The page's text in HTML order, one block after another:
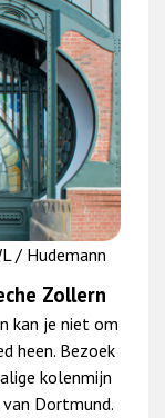
/ Hudemann
Zollern
kan je niet om
heen. Bezoek
kolenmijn
Dortmund.